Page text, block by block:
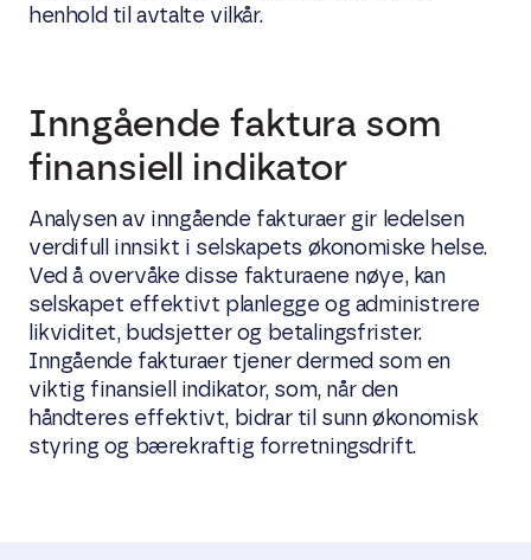
henhold til avtalte vilkår.
Inngående faktura som
finansiell indikator
Analysen av inngående fakturaer gir ledelsen
verdifull innsikt i selskapets økonomiske helse.
Ved å overvåke disse fakturaene nøye, kan
selskapet effektivt planlegge og administrere
likviditet, budsjetter og betalingsfrister.
Inngående fakturaer tjener dermed som en
viktig finansiell indikator, som, når den
håndteres effektivt, bidrar til sunn økonomisk
styring og bærekraftig forretningsdrift.